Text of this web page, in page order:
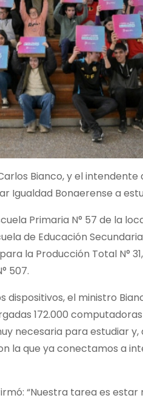
Bianco, y el
Bonaerense a
Primaria N° 57 de la
de Educación
la Producción Total N°
507.
el ministro
172.000
necesaria para estudiar
la que ya conectamos a
“Nuestra tarea es